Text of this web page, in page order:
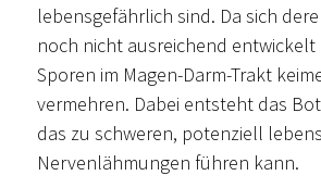
lebensgefährlich sind. Da sich
noch nicht ausreichend
Sporen im Magen-Darm-Trakt
vermehren. Dabei entsteht das
das zu schweren, potenziell
Nervenlähmungen führen kann.